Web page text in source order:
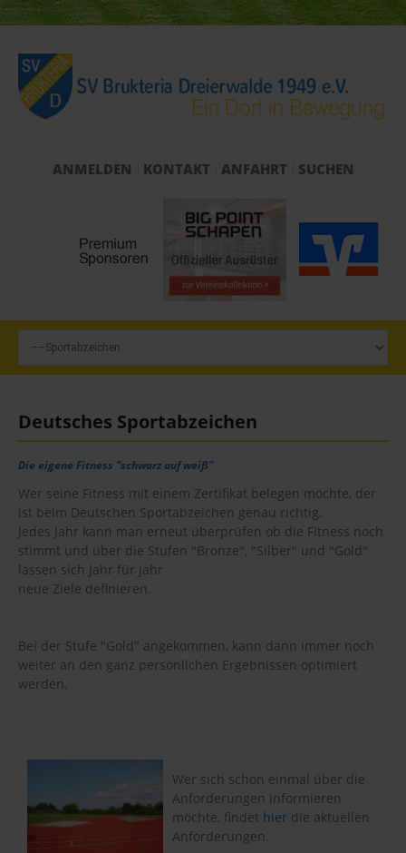
ANMELDEN KONTAKT ANFAHRT SUCHEN
Start
Fußball
Tennis
Tischtennis
Breitensport
Media
Termine
Jubiläum 75
Deutsches Sportabzeichen
Die eigene Fitness "schwarz auf weiß"
Wer seine Fitness mit einem Zertifikat belegen möchte, der
ist beim Deutschen Sportabzeichen genau richtig.
Jedes Jahr kann man erneut überprüfen ob die Fitness noch
stimmt und über die Stufen "Bronze", "Silber" und "Gold"
lassen sich Jahr für Jahr
neue Ziele definieren.
Bei der Stufe "Gold" angekommen, kann dann immer noch
weiter an den ganz persönlichen Ergebnissen optimiert
werden.
Wer sich schon einmal über die
Anforderungen informieren
möchte, findet hier die aktuellen
Anforderungen.